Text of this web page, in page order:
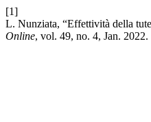
[1]
L. Nunziata, “Effettività della
Online, vol. 49, no. 4, Jan. 2022.